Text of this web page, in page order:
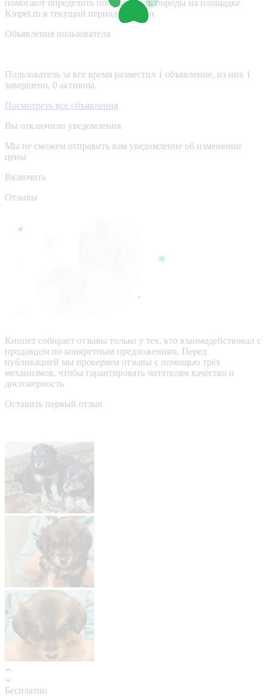
помогают определить популярность породы на площадке
Kinpet.ru в текущий период времени.
Объявления пользователя
Пользователь за все время разместил 1 объявление, из них 1
завершено, 0 активны.
Посмотреть все объявления
Вы отключили уведомления
Мы не сможем отправить вам уведомление об изменении
цены
Включить
Отзывы
Кинпет собирает отзывы только у тех, кто взаимодействовал с
продавцом по конкретным предложениям. Перед
публикацией мы проверяем отзывы с помощью трёх
механизмов, чтобы гарантировать читателям качество и
достоверность
Оставить первый отзыв
Бесплатно